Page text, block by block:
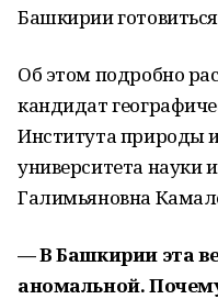
Башкирии
Об этом подробно
кандидат
Института природы
университета науки
Галимьяновна
— В Башкирии эта
аномальной.